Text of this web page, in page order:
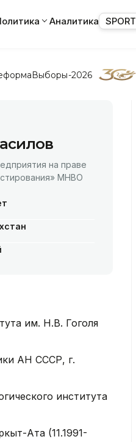
Аналитика SPORT
Выборы-2026
на праве
МНВО
им. Н.В. Гоголя
АН СССР, г.
института
Ата (11.1991-